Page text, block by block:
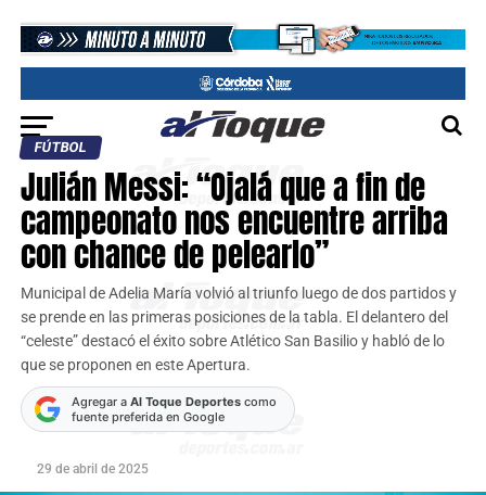
FÚTBOL
Julián Messi: “Ojalá que a fin de
campeonato nos encuentre arriba
con chance de pelearlo”
Municipal de Adelia María volvió al triunfo luego de dos partidos y
se prende en las primeras posiciones de la tabla. El delantero del
“celeste” destacó el éxito sobre Atlético San Basilio y habló de lo
que se proponen en este Apertura.
Agregar a Al Toque Deportescomo
fuente preferida en Google
29 de abril de 2025